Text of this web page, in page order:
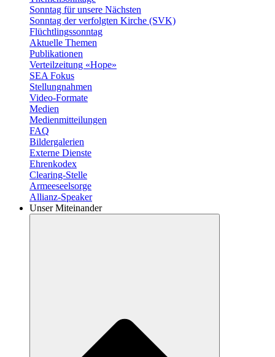
Sonntag für unsere Nächsten
Sonntag der verfolgten Kirche (SVK)
Flüchtlingssonntag
Aktuelle Themen
Publikationen
Verteilzeitung «Hope»
SEA Fokus
Stellungnahmen
Video-Formate
Medien
Medienmitteilungen
FAQ
Bildergalerien
Externe Dienste
Ehrenkodex
Clearing-Stelle
Armeeseelsorge
Allianz-Speaker
Unser Miteinander